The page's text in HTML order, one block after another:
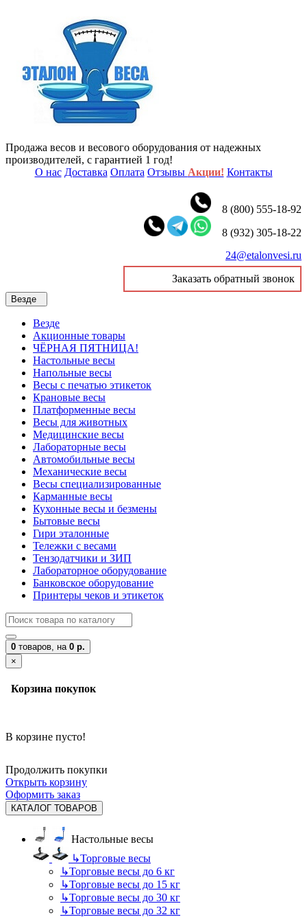
Продажа весов и весового оборудования от надежных
производителей, с гарантией 1 год!
О нас Доставка Оплата Отзывы Акции! Контакты
8 (800) 555-18-92
8 (932) 305-18-22
24@etalonvesi.ru
Заказать обратный звонок
Везде
Везде
Акционные товары
ЧЁРНАЯ ПЯТНИЦА!
Настольные весы
Напольные весы
Весы с печатью этикеток
Крановые весы
Платформенные весы
Весы для животных
Медицинские весы
Лабораторные весы
Автомобильные весы
Механические весы
Весы специализированные
Карманные весы
Кухонные весы и безмены
Бытовые весы
Гири эталонные
Тележки с весами
Тензодатчики и ЗИП
Лабораторное оборудование
Банковское оборудование
Принтеры чеков и этикеток
0 товаров, на 0 р.
×
Корзина покупок
В корзине пусто!
Продолжить покупки
Открыть корзину
Оформить заказ
КАТАЛОГ ТОВАРОВ
Настольные весы
↳Торговые весы
↳Торговые весы до 6 кг
↳Торговые весы до 15 кг
↳Торговые весы до 30 кг
↳Торговые весы до 32 кг